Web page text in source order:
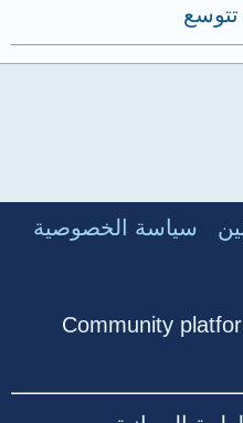
سياسة الخصوصية
Community